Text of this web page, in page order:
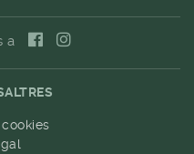
a